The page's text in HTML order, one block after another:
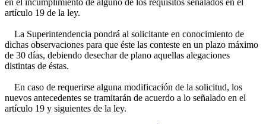
en el incumplimiento de alguno de los requisitos señalados en el
artículo 19 de la ley.
La Superintendencia pondrá al solicitante en conocimiento de
dichas observaciones para que éste las conteste en un plazo máximo
de 30 días, debiendo desechar de plano aquellas alegaciones
distintas de éstas.
En caso de requerirse alguna modificación de la solicitud, los
nuevos antecedentes se tramitarán de acuerdo a lo señalado en el
artículo 19 y siguientes de la ley.